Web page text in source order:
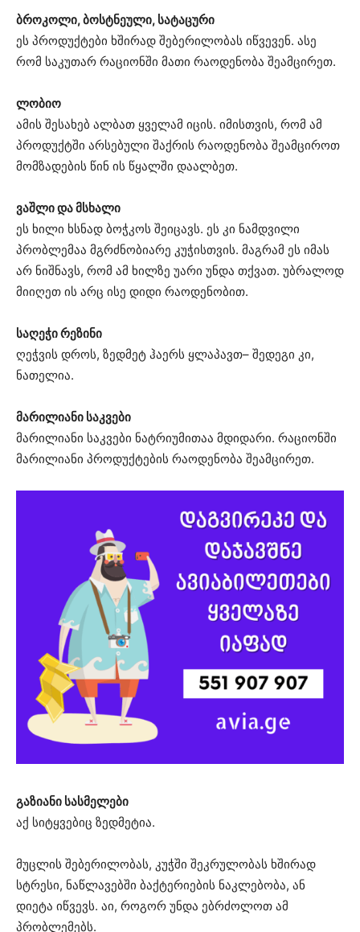
ბროკოლი, ბოსტნეული, სატაცური
ეს პროდუქტები ხშირად შებერილობას იწვევენ. ასე
რომ საკუთარ რაციონში მათი რაოდენობა შეამცირეთ.
ლობიო
ამის შესახებ ალბათ ყველამ იცის. იმისთვის, რომ ამ
პროდუქტში არსებული შაქრის რაოდენობა შეამციროთ
მომზადების წინ ის წყალში დაალბეთ.
ვაშლი და მსხალი
ეს ხილი ხსნად ბოჭკოს შეიცავს. ეს კი ნამდვილი
პრობლემაა მგრძნობიარე კუჭისთვის. მაგრამ ეს იმას
არ ნიშნავს, რომ ამ ხილზე უარი უნდა თქვათ. უბრალოდ
მიიღეთ ის არც ისე დიდი რაოდენობით.
საღეჭი რეზინი
ღეჭვის დროს, ზედმეტ ჰაერს ყლაპავთ– შედეგი კი,
ნათელია.
მარილიანი საკვები
მარილიანი საკვები ნატრიუმითაა მდიდარი. რაციონში
მარილიანი პროდუქტების რაოდენობა შეამცირეთ.
გაზიანი სასმელები
აქ სიტყვებიც ზედმეტია.
მუცლის შებერილობას, კუჭში შეკრულობას ხშირად
სტრესი, ნაწლავებში ბაქტერიების ნაკლებობა, ან
დიეტა იწვევს. აი, როგორ უნდა ებრძოლოთ ამ
პრობლემებს.